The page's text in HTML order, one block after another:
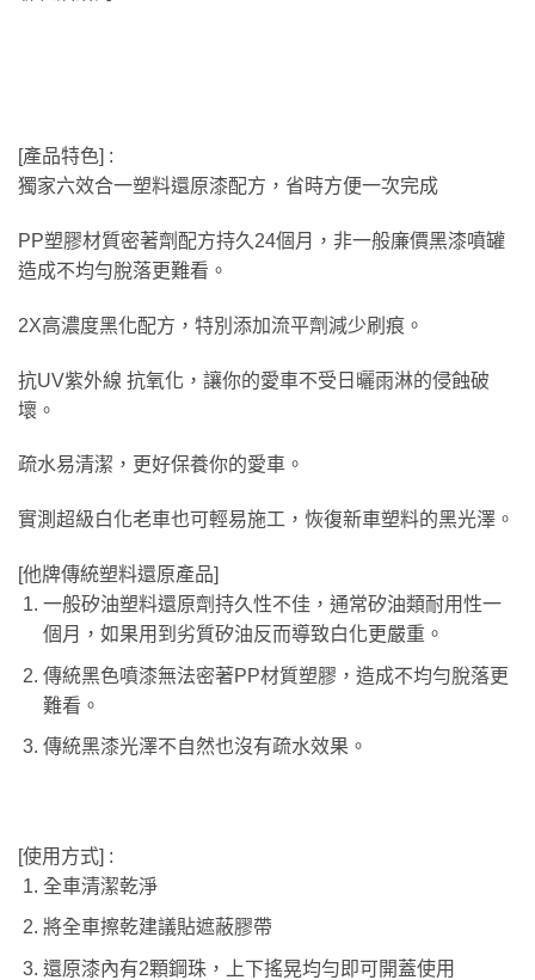
[產品特色] :
獨家六效合一塑料還原漆配方，省時方便一次完成
PP塑膠材質密著劑配方持久24個月，非一般廉價黑漆噴罐
造成不均勻脫落更難看。
2X高濃度黑化配方，特別添加流平劑減少刷痕。
抗UV紫外線 抗氧化，讓你的愛車不受日曬雨淋的侵蝕破
壞。
疏水易清潔，更好保養你的愛車。
實測超級白化老車也可輕易施工，恢復新車塑料的黑光澤。
[他牌傳統塑料還原產品]
一般矽油塑料還原劑持久性不佳，通常矽油類耐用性一
個月，如果用到劣質矽油反而導致白化更嚴重。
傳統黑色噴漆無法密著PP材質塑膠，造成不均勻脫落更
難看。
傳統黑漆光澤不自然也沒有疏水效果。
[使用方式] :
全車清潔乾淨
將全車擦乾建議貼遮蔽膠帶
還原漆內有2顆鋼珠，上下搖晃均勻即可開蓋使用